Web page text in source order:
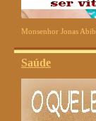
Monsenhor Jonas Abib
Saúde